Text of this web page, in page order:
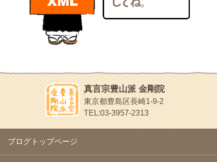
2010年12月(21)
2010年11月
(14)
2010年9月(16)
(13)
2010年5月(22)
2010年4月(25)
2010年3月(22)
2010年2月
(23)
2010年1月(23)
2009年12月(18)
2009年10月(20)
2009年9月(20)
あちこち行って！
目白鍼灸院
日本人の繊細な体質にあわせた、やさしく気持ちよい鍼灸治療で
ほうげん日記
放言じゃなくて和尚さんの名前だよ
面白いサイトみつけたよ。
ヘェ～という感じ
chocolab.Air♪DIALY
ラブラドールのワンちゃんがかわいいよ
真言宗豊山派 金剛院
東京都豊島区長崎1-9-2
TEL:03-3957-2313
ブログトップページ